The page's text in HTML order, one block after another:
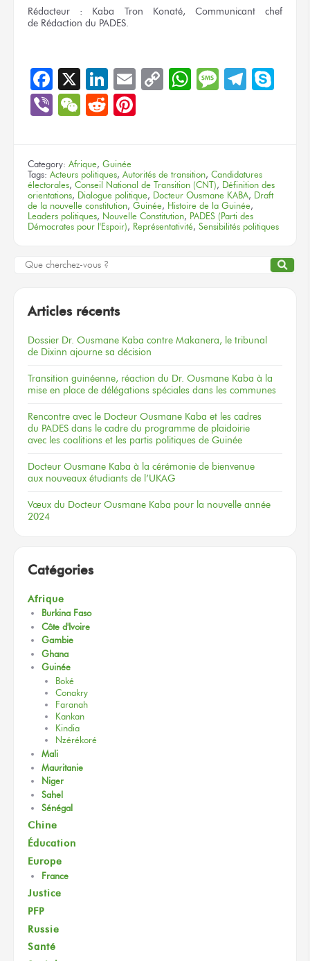
Rédacteur : Kaba Tron Konaté, Communicant chef
de Rédaction du PADES.
Facebook
X LinkedIn
EmailCopyWhatsApp
Message
ViberWeChat
Reddit
Category: Afrique, Guinée
Tags: Acteurs politiques, Autorités de transition, Candidatures
électorales, Conseil National de Transition (CNT), Définition des
orientations, Dialogue politique, Docteur Ousmane KABA, Draft
de la nouvelle constitution, Guinée, Histoire de la Guinée,
Leaders politiques, Nouvelle Constitution, PADES (Parti des
Démocrates pour l'Espoir), Représentativité, Sensibilités politiques
Articles récents
Dossier Dr. Ousmane Kaba contre Makanera, le tribunal
de Dixinn ajourne sa décision
Transition guinéenne, réaction du Dr. Ousmane Kaba à la
mise en place de délégations spéciales dans les communes
Rencontre avec le Docteur Ousmane Kaba et les cadres
du PADES dans le cadre du programme de plaidoirie
avec les coalitions et les partis politiques de Guinée
Docteur Ousmane Kaba à la cérémonie de bienvenue
aux nouveaux étudiants de l’UKAG
Vœux du Docteur Ousmane Kaba pour la nouvelle année
2024
Catégories
Afrique
Burkina Faso
Côte d'Ivoire
Gambie
Ghana
Guinée
Boké
Conakry
Faranah
Kankan
Kindia
Nzérékoré
Mali
Mauritanie
Niger
Sahel
Sénégal
Chine
Éducation
Europe
France
Justice
PFP
Russie
Santé